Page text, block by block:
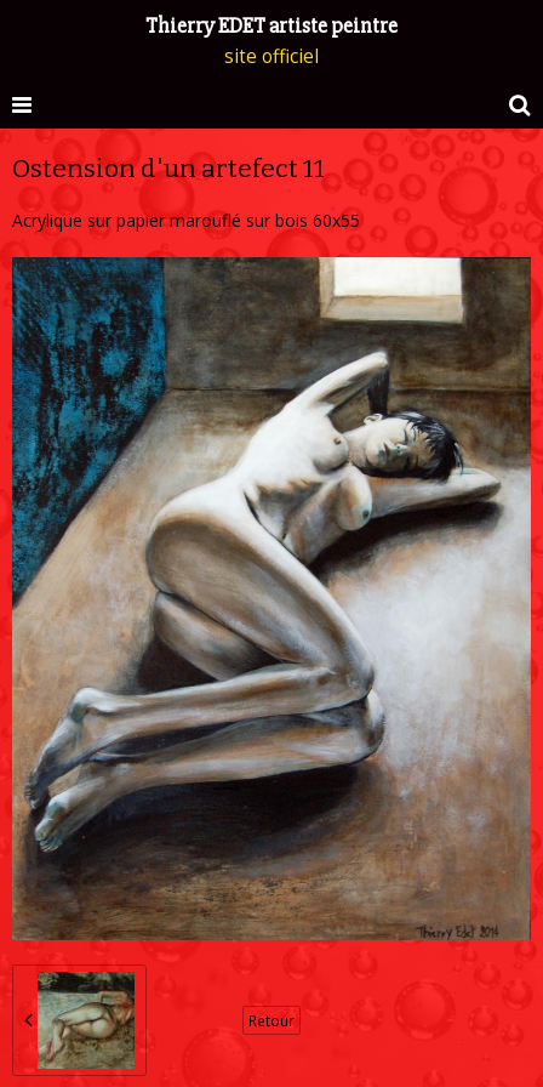
Thierry EDET artiste peintre
site officiel
Ostension d'un artefect 11
Acrylique sur papier marouflé sur bois 60x55
Retour